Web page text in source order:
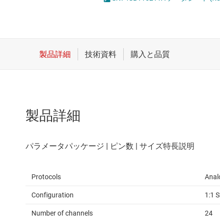
クロックとタイミング
製品詳細
Protocols
Configuration 1:1
Number of channels 24